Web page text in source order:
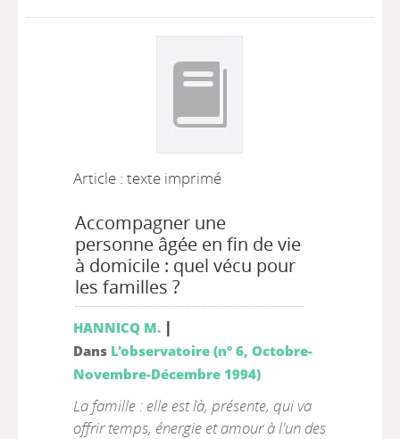
Article : texte imprimé
Accompagner une
personne âgée en fin de vie
à domicile : quel vécu pour
les familles ?
HANNICQ M. |
Dans L'observatoire (n° 6, Octobre-
Novembre-Décembre 1994)
La famille : elle est là, présente, qui va
offrir temps, énergie et amour à l'un des